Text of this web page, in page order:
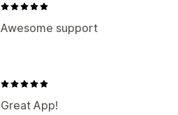
Awesome support
Great App!